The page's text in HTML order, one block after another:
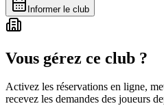
Informer le club
Vous gérez ce club ?
Activez les réservations en ligne,
recevez les demandes des joueurs